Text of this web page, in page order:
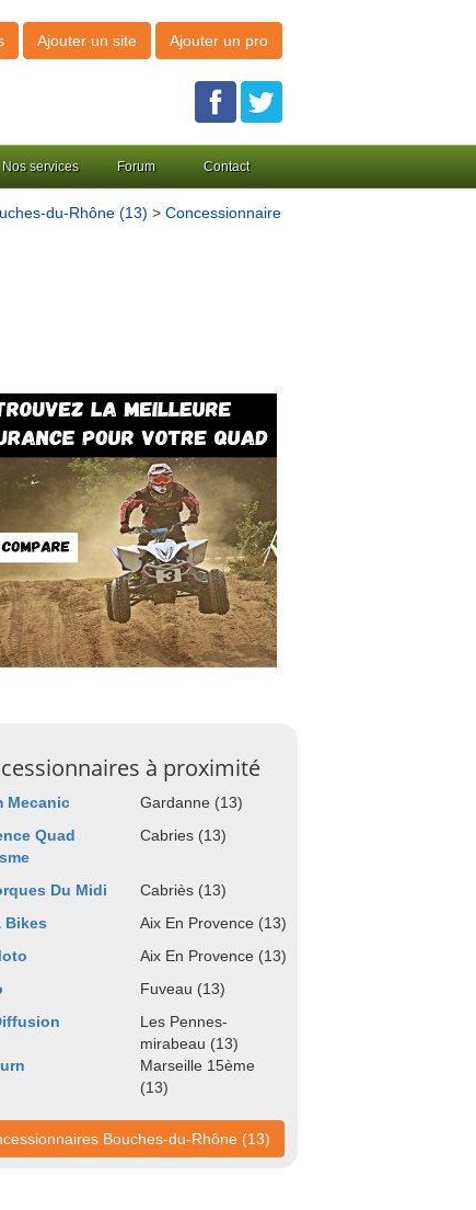
Ajouter un site Ajouter un pro
Nos services Forum Contact
du-Rhône (13) > Concessionnaire
à proximité
Mecanic
Gardanne (13)
Quad
Cabries (13)
Du Midi
Cabriès (13)
Bikes
Aix En Provence (13)
Aix En Provence (13)
Fuveau (13)
Les Pennes-
mirabeau (13)
Marseille 15ème
(13)
Bouches-du-Rhône (13)